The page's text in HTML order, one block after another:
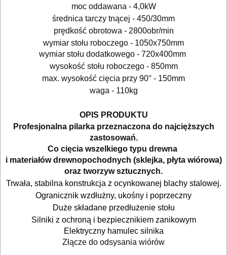
udarowe
nożyce
do
blach
opalarki
pilarki
stołowe
pilarki
tarczowe
piły
moc oddawana - 4,0kW
średnica tarczy tnącej - 450/30mm
prędkość obrotowa - 2800obr/min
wymiar stołu roboczego - 1050x750mm
wymiar stołu dodatkowego - 720x400mm
wysokość stołu roboczego - 850mm
max. wysokość cięcia przy 90° - 150mm
waga - 110kg
OPIS PRODUKTU
Profesjonalna pilarka przeznaczona do najcięższych
zastosowań.
Co cięcia wszelkiego typu drewna
i materiałów drewnopochodnych (sklejka, płyta wiórowa)
oraz tworzyw sztucznych.
Trwała, stabilna konstrukcja z ocynkowanej blachy stalowej.
Ogranicznik wzdłużny, ukośny i poprzeczny
Duże składane przedłużenie stołu
Silniki z ochroną i bezpiecznikiem zanikowym
Elektryczny hamulec silnika
Złącze do odsysania wiórów